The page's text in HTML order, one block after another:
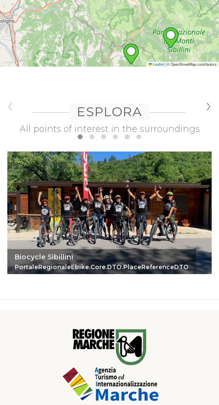
Leaflet|© OpenStreetMap contributors
ESPLORA
All points of interest in the surroundings
Biocycle Sibillini
PortaleRegionaleEbike.Core.DTO.PlaceReferenceDTO
‹ ›